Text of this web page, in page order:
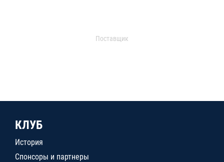
Поставщик
КЛУБ
История
Спонсоры и партнеры